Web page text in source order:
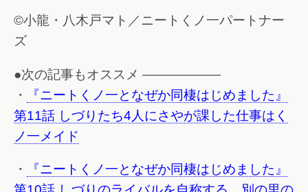
©小龍・八木戸マト／ニートくノ一パートナー
ズ
●次の記事もオススメ ——————
・
『ニートくノ一となぜか同棲はじめました』
第11話 しづりたち4人にさやが課した仕事はく
ノ一メイド
・
『ニートくノ一となぜか同棲はじめました』